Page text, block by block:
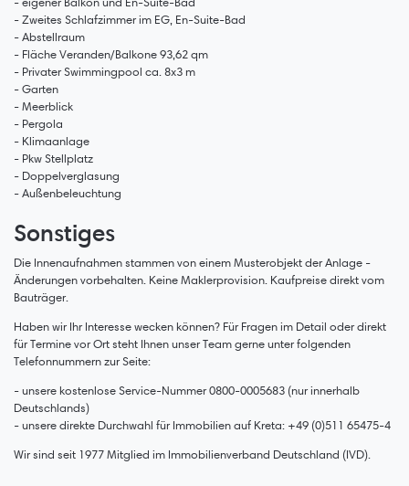
- Zweites Schlafzimmer im EG, En-Suite-Bad
- Abstellraum
- Fläche Veranden/Balkone 93,62 qm
- Privater Swimmingpool ca. 8x3 m
- Garten
- Meerblick
- Pergola
- Klimaanlage
- Pkw Stellplatz
- Doppelverglasung
- Außenbeleuchtung
Sonstiges
Die Innenaufnahmen stammen von einem Musterobjekt der Anlage -
Änderungen vorbehalten. Keine Maklerprovision. Kaufpreise direkt vom
Bauträger.
Haben wir Ihr Interesse wecken können? Für Fragen im Detail oder direkt
für Termine vor Ort steht Ihnen unser Team gerne unter folgenden
Telefonnummern zur Seite:
- unsere kostenlose Service-Nummer 0800-0005683 (nur innerhalb
Deutschlands)
- unsere direkte Durchwahl für Immobilien auf Kreta: +49 (0)511 65475-4
Wir sind seit 1977 Mitglied im Immobilienverband Deutschland (IVD).